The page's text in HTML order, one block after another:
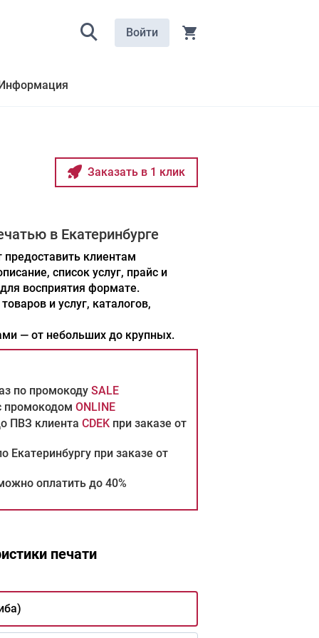
Войти
Заказать в 1 клик
в Екатеринбурге
клиентам
список услуг, прайс и
восприятия формате.
и услуг, каталогов,
— от небольших до крупных.
по промокоду SALE
промокодом ONLINE
ПВЗ клиента CDEK при заказе от
Екатеринбургу при заказе от
оплатить до 40%
печати